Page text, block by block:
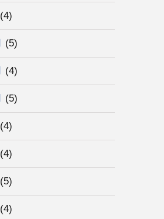
(4)
(5)
(4)
(5)
(4)
(4)
(5)
(4)